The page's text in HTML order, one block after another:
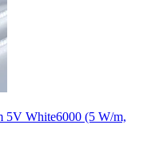
5V White6000 (5 W/m,